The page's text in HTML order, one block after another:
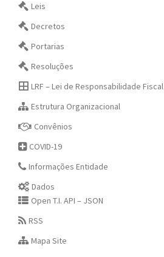
Leis
Decretos
Portarias
Resoluções
LRF – Lei de Responsabilidade Fiscal
Estrutura Organizacional
Convênios
COVID-19
Informações Entidade
Dados
Open T.I. API – JSON
RSS
Mapa Site